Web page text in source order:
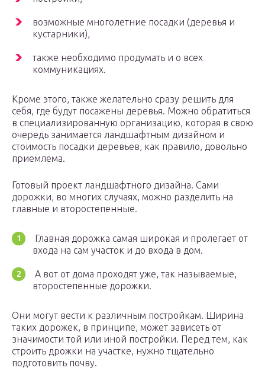
возможные многолетние посадки (деревья и
кустарники),
также необходимо продумать и о всех
коммуникациях.
Кроме этого, также желательно сразу решить для
себя, где будут посажены деревья. Можно обратиться
в специализированную организацию, которая в свою
очередь занимается ландшафтным дизайном и
стоимость посадки деревьев, как правило, довольно
приемлема.
Готовый проект ландшафтного дизайна. Сами
дорожки, во многих случаях, можно разделить на
главные и второстепенные.
Главная дорожка самая широкая и пролегает от
входа на сам участок и до входа в дом.
А вот от дома проходят уже, так называемые,
второстепенные дорожки.
Они могут вести к различным постройкам. Ширина
таких дорожек, в принципе, может зависеть от
значимости той или иной постройки. Перед тем, как
строить дрожки на участке, нужно тщательно
подготовить почву.